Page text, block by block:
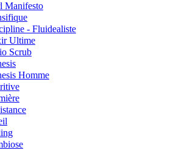
Manifesto
- Fluidealiste
Ultime
Scrub
Homme